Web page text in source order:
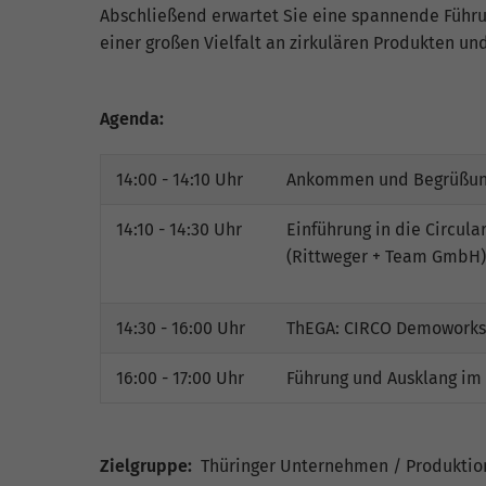
Abschließend erwartet Sie eine spannende
einer großen Vielfalt an zirkulären Produkten
Agenda:
14:00 - 14:10 Uhr Ankommen und
14:10 - 14:30 Uhr
Einführung in die
(Rittweger + Team GmbH)
14:30 - 16:00 Uhr ThEGA: CIRCO
16:00 - 17:00 Uhr Führung und Ausklang
Zielgruppe: Thüringer Unternehmen /